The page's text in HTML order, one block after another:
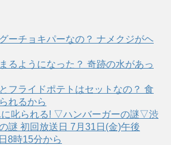
ーチョキパーなの？ ナメクジがヘ
るようになった？ 奇跡の水があっ
フライドポテトはセットなの？ 食
れるから
に叱られる! ▽ハンバーガーの謎▽渋
謎 初回放送日 7月31日(金)午後
8時15分から